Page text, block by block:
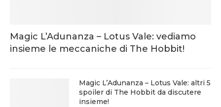
Magic L’Adunanza – Lotus Vale: vediamo
insieme le meccaniche di The Hobbit!
Magic L’Adunanza – Lotus Vale: altri 5
spoiler di The Hobbit da discutere
insieme!